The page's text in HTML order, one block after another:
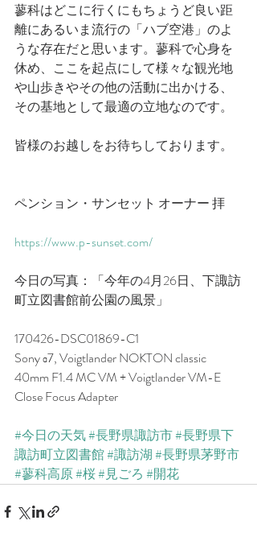
蓼科はどこに行くにもちょうど良い距
離にあるいま流行の「ハブ空港」のよ
うな存在だと思います。蓼科で心身を
休め、ここを起点にして様々な観光地
や山歩きやその他の活動に出かける、
その基地として最適の立地なのです。
皆様のお越しをお待ちしております。
ペンション・サンセット オーナー 拝
https://www.p-sunset.com/
今日の写真：「今年の4月26日、下諏訪
町立図書館前公園の風景」
170426-DSC01869-C1
Sony α7, Voigtlander NOKTON classic
40mm F1.4 MC VM + Voigtlander VM-E
Close Focus Adapter
#今日の天気#長野県諏訪市#長野県下
諏訪町立図書館#諏訪湖#長野県茅野市
#蓼科高原#桜#見ごろ #開花